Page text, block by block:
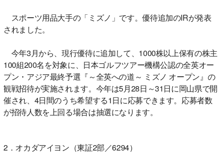
スポーツ用品大手の「ミズノ」です。優待追加のIRが発表
されました。
今年3月から、現行優待に追加して、1000株以上保有の株主
100組200名を対象に、日本ゴルフツアー機構公認の全英オー
プン・アジア最終予選『～全英への道～ ミズノ オープン』の
観戦招待が実施されます。今年は5月28日～31日に岡山県で開
催され、4日間のうち希望する1日に応募できます。応募者数
が招待人数を上回る場合は抽選になります。
2．オカダアイヨン（東証2部／6294）